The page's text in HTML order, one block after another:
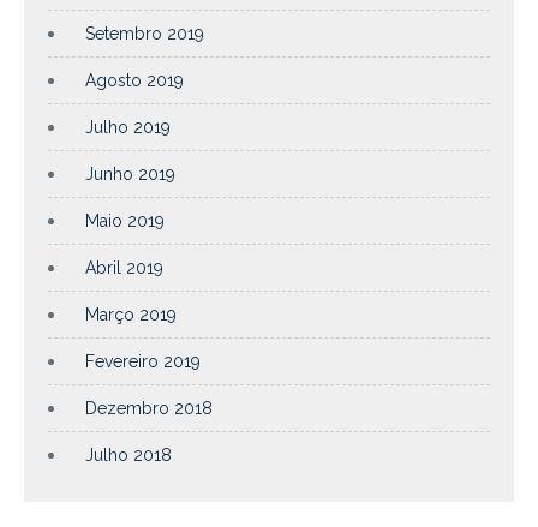
Setembro 2019
Agosto 2019
Julho 2019
Junho 2019
Maio 2019
Abril 2019
Março 2019
Fevereiro 2019
Dezembro 2018
Julho 2018